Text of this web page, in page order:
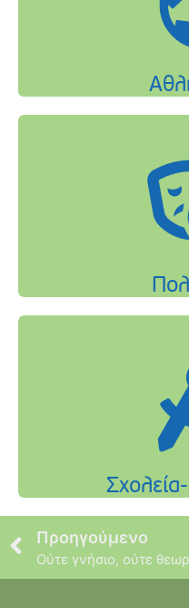
Προηγούμενο